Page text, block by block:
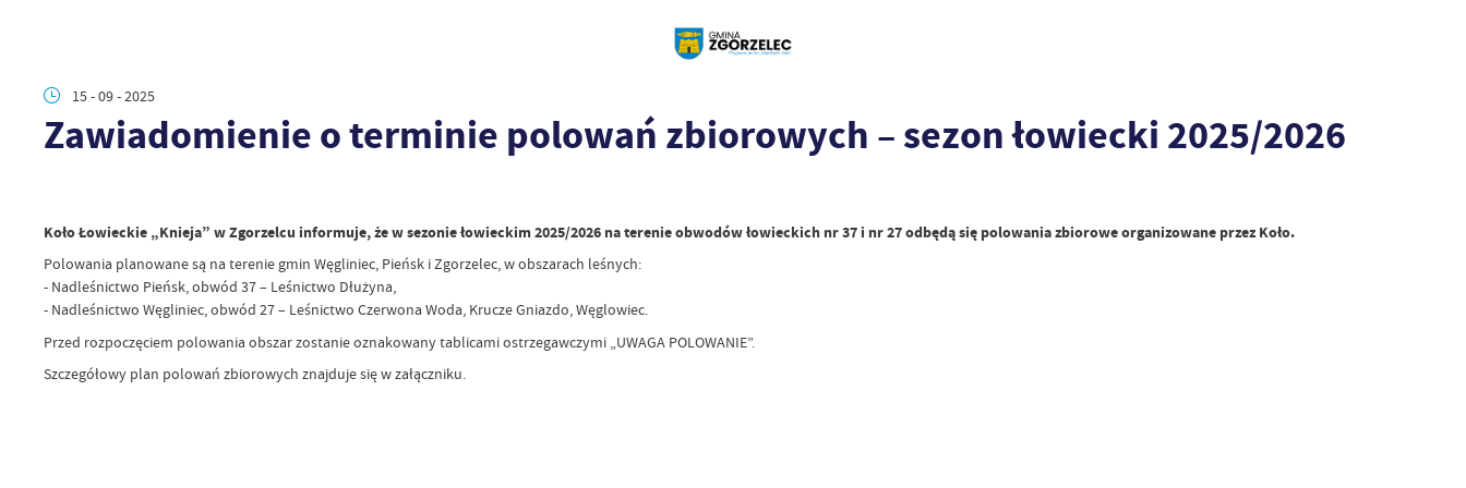
15 - 09 - 2025
Zawiadomienie o terminie polowań zbiorowych – sezon łowiecki 2025/2026
Koło Łowieckie „Knieja” w Zgorzelcu informuje, że w sezonie łowieckim 2025/2026 na terenie obwodów łowieckich nr 37 i nr 27 odbędą się polowania zbiorowe organizowane przez Koło.
Polowania planowane są na terenie gmin Węgliniec, Pieńsk i Zgorzelec, w obszarach leśnych:
- Nadleśnictwo Pieńsk, obwód 37 – Leśnictwo Dłużyna,
- Nadleśnictwo Węgliniec, obwód 27 – Leśnictwo Czerwona Woda, Krucze Gniazdo, Węglowiec.
Przed rozpoczęciem polowania obszar zostanie oznakowany tablicami ostrzegawczymi „UWAGA POLOWANIE”.
Szczegółowy plan polowań zbiorowych znajduje się w załączniku.